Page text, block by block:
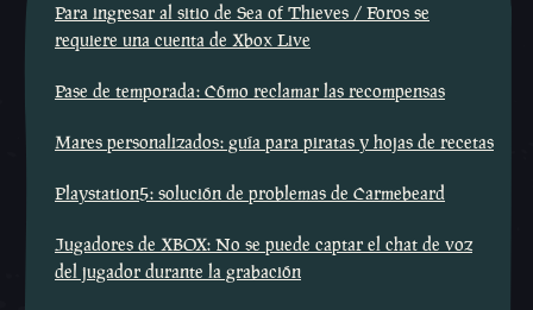
Para ingresar al sitio de Sea of Thieves / Foros se
requiere una cuenta de Xbox Live
Pase de temporada: Cómo reclamar las recompensas
Mares personalizados: guía para piratas y hojas de recetas
Playstation5: solución de problemas de Carmebeard
Jugadores de XBOX: No se puede captar el chat de voz
del jugador durante la grabación